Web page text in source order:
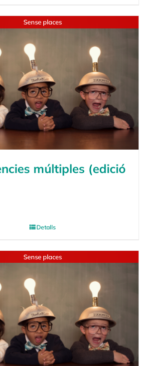
Sense places
múltiples (edició
Detalls
Sense places